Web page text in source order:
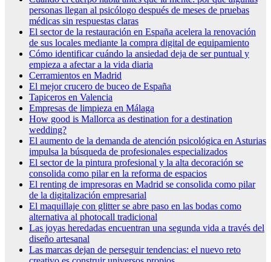
personas llegan al psicólogo después de meses de pruebas
médicas sin respuestas claras
El sector de la restauración en España acelera la renovación
de sus locales mediante la compra digital de equipamiento
Cómo identificar cuándo la ansiedad deja de ser puntual y
empieza a afectar a la vida diaria
Cerramientos en Madrid
El mejor crucero de buceo de España
Tapiceros en Valencia
Empresas de limpieza en Málaga
How good is Mallorca as destination for a destination
wedding?
El aumento de la demanda de atención psicológica en Asturias
impulsa la búsqueda de profesionales especializados
El sector de la pintura profesional y la alta decoración se
consolida como pilar en la reforma de espacios
El renting de impresoras en Madrid se consolida como pilar
de la digitalización empresarial
El maquillaje con glitter se abre paso en las bodas como
alternativa al photocall tradicional
Las joyas heredadas encuentran una segunda vida a través del
diseño artesanal
Las marcas dejan de perseguir tendencias: el nuevo reto